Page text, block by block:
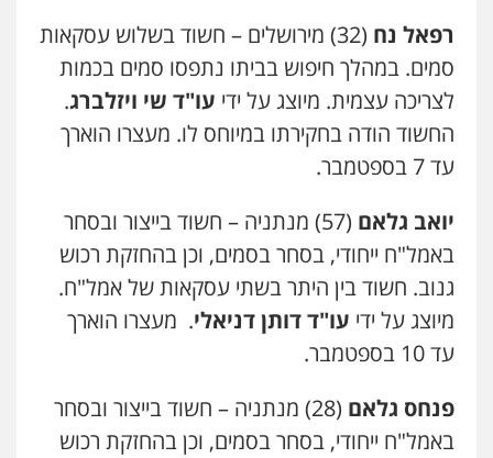
רפאל נח
(32) מירושלים – חשוד בשלוש עסקאות
סמים. במהלך חיפוש בביתו נתפסו סמים בכמות
לצריכה עצמית. מיוצג על ידי עו"ד שי ויזלברג.
החשוד הודה בחקירתו במיוחס לו. מעצרו הוארך
עד 7 בספטמבר.
יואב גלאם
(57) מנתניה – חשוד בייצור ובסחר
באמל"ח ייחודי, בסחר בסמים, וכן בהחזקת רכוש
גנוב. חשוד בין היתר בשתי עסקאות של אמל"ח.
מיוצג על ידי עו"ד דותן דניאלי. מעצרו הוארך
עד 10 בספטמבר.
פנחס גלאם
(28) מנתניה – חשוד בייצור ובסחר
באמל"ח ייחודי, בסחר בסמים, וכן בהחזקת רכוש